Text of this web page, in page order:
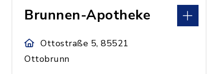
Brunnen-Apotheke
Ottostraße 5, 85521
Ottobrunn